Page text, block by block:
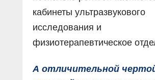
кабинеты ультразвукового
исследования и
физиотерапевтическое
А отличительной